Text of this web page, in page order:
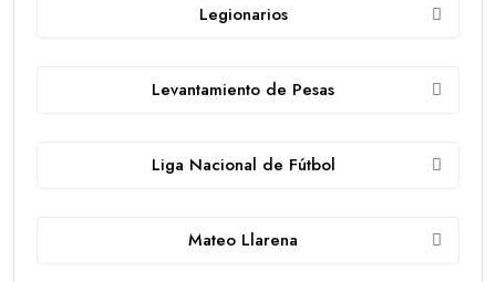
Legionarios
Levantamiento de Pesas
Liga Nacional de Fútbol
Mateo Llarena